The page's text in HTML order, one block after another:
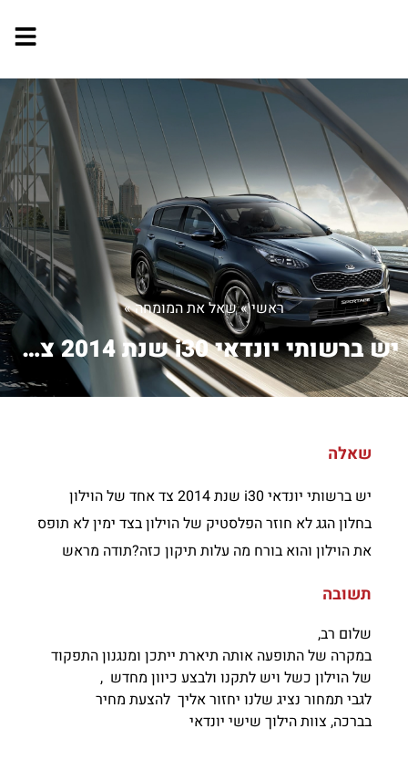
ראשי»שאל את המומחה»
יש ברשותי יונדאי i30 שנת 2014 צד אחד ...
שאלה
יש ברשותי יונדאי i30 שנת 2014 צד אחד של הוילון
בחלון הגג לא חוזר הפלסטיק של הוילון בצד ימין לא תופס
את הוילון והוא בורח מה עלות תיקון כזה?תודה מראש
תשובה
שלום רב,
במקרה של התופעה אותה תיארת ייתכן ומנגנון התפקוד
של הוילון כשל ויש לתקנו ולבצע כיוון מחדש ,
לגבי תמחור נציג שלנו יחזור אליך להצעת מחיר
בברכה, צוות הילוך שישי יונדאי